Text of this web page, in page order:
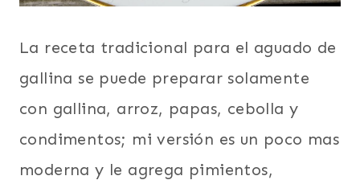
La receta tradicional para el aguado de
gallina se puede preparar solamente
con gallina, arroz, papas, cebolla y
condimentos; mi versión es un poco mas
moderna y le agrega pimientos,